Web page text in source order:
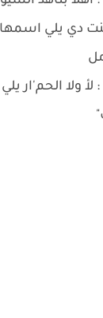
دي يلي
: لأ ولا